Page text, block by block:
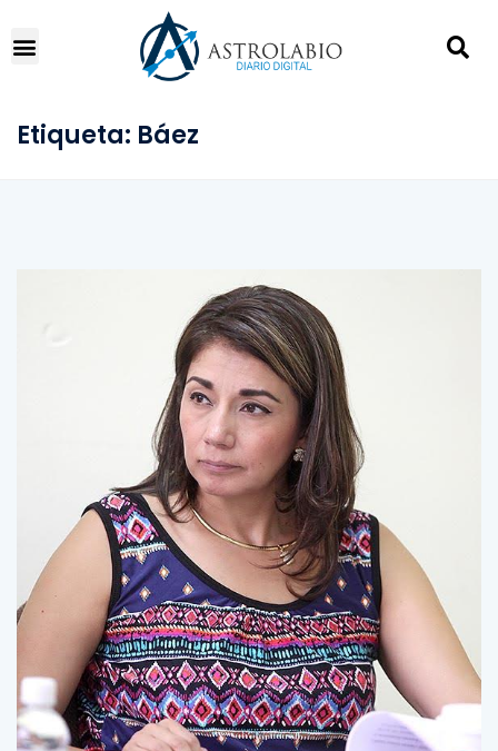
Etiqueta: Báez